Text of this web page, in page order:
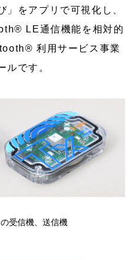
」をアプリで可視化し、
LE通信機能を相対的
利用サービス事業
ルです。
受信機、送信機